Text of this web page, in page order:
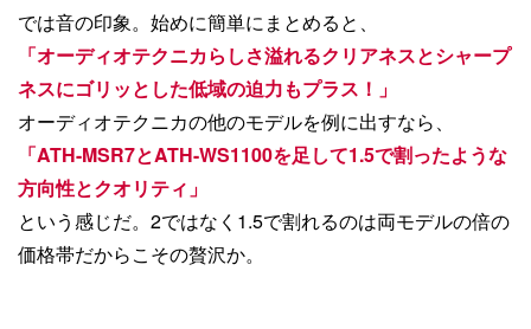
では音の印象。始めに簡単にまとめると、
「オーディオテクニカらしさ溢れるクリアネスとシャープ
ネスにゴリッとした低域の迫力もプラス！」
オーディオテクニカの他のモデルを例に出すなら、
「ATH-MSR7とATH-WS1100を足して1.5で割ったような
方向性とクオリティ」
という感じだ。2ではなく1.5で割れるのは両モデルの倍の
価格帯だからこその贅沢か。